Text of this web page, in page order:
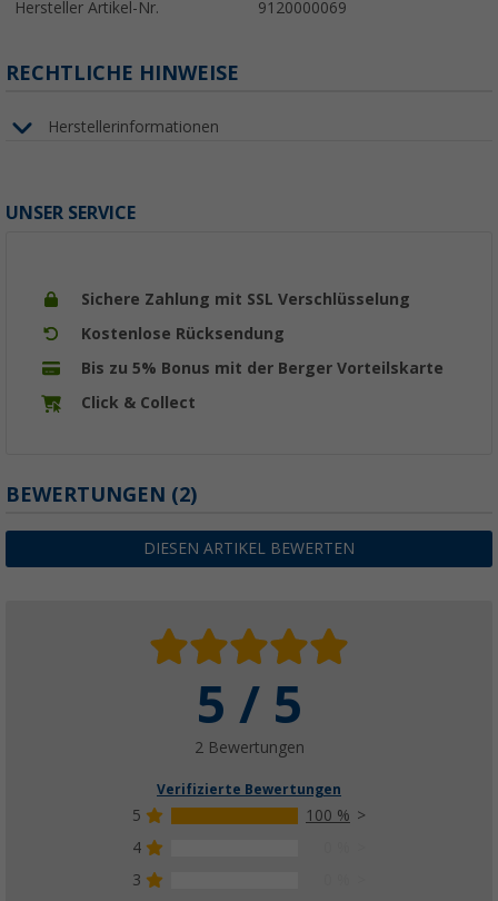
Hersteller Artikel-Nr. 9120000069
RECHTLICHE HINWEISE
Herstellerinformationen
UNSER SERVICE
Sichere Zahlung mit SSL Verschlüsselung
Kostenlose Rücksendung
Bis zu 5% Bonus mit der Berger Vorteilskarte
Click & Collect
BEWERTUNGEN (2)
DIESEN ARTIKEL BEWERTEN
5 / 5
2 Bewertungen
Verifizierte Bewertungen
5
100 %
4
3